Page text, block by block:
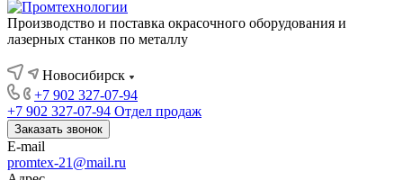
Производство и поставка окрасочного оборудования и
лазерных станков по металлу
Новосибирск
+7 902 327-07-94
+7 902 327-07-94 Отдел продаж
Заказать звонок
E-mail
promtex-21@mail.ru